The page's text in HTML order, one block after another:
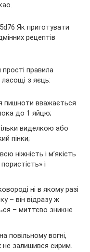
правила
з яєць:
пишноти вважається
до 1 яйцю;
виделкою або
пінки;
ніжність і м’якість
і
ні в якому разі
– він відразу ж
– миттєво зникне
повільному вогні,
не залишився сирим.